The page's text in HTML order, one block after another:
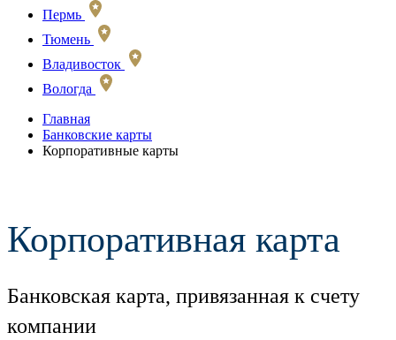
Пермь
Тюмень
Владивосток
Вологда
Главная
Банковские карты
Корпоративные карты
Корпоративная карта
Банковская карта, привязанная к счету
компании